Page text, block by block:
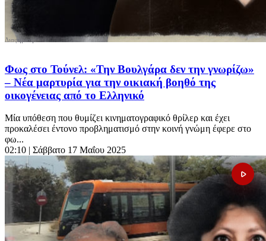
Φως στο Τούνελ: «Την Βουλγάρα δεν την γνωρίζω»
– Νέα μαρτυρία για την οικιακή βοηθό της
οικογένειας από το Ελληνικό
Μία υπόθεση που θυμίζει κινηματογραφικό θρίλερ και έχει
προκαλέσει έντονο προβληματισμό στην κοινή γνώμη έφερε στο
φω...
02:10 | Σάββατο 17 Μαΐου 2025